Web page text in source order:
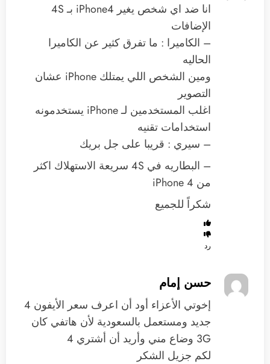
انا ضد اي شخص يغير iPhone4 بـ 4S
الإضافات
– الكاميرا : ما تفرق كثير عن الكاميرا
الحاليه
ومين الشخص اللي يمتلك iPhone عشان
التصوير
اغلب المستخدمين لـ iPhone يستخدمونه
استخدامات تقنيه
– سيري : قريبا على جل بريك
– البطاريه في 4S سريعة الاستهلاك اكثر
من iPhone 4
شكراً للجميع
رد
حسن إمام
إخوتي الأعزاء أود أن اعرف سعر الأيفون 4
جديد ومستعمل بالسعودية لأن هاتفي كان
3G وضاع مني وأريد أن أشتري 4
لكم جزيل الشكر